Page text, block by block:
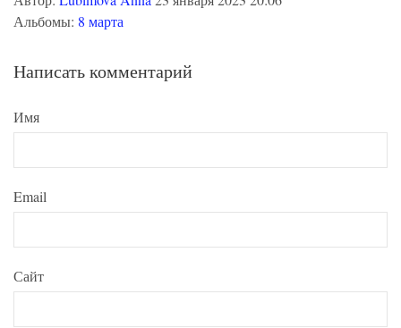
Альбомы: 8 марта
Написать комментарий
Имя
Email
Сайт